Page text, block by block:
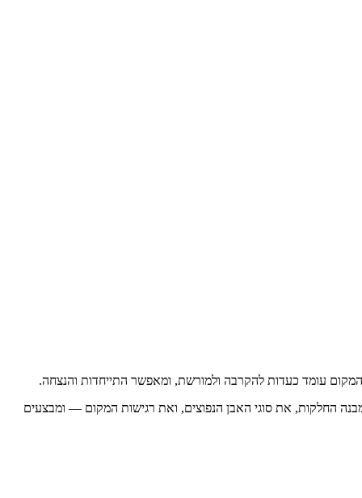
המקום עומד כעדות להקרבה ולמורשת, ומאפשר התייחדות והנצחה.
החלקות, את סוגי האבן הנפוצים, ואת רגישות המקום — ומבצעים